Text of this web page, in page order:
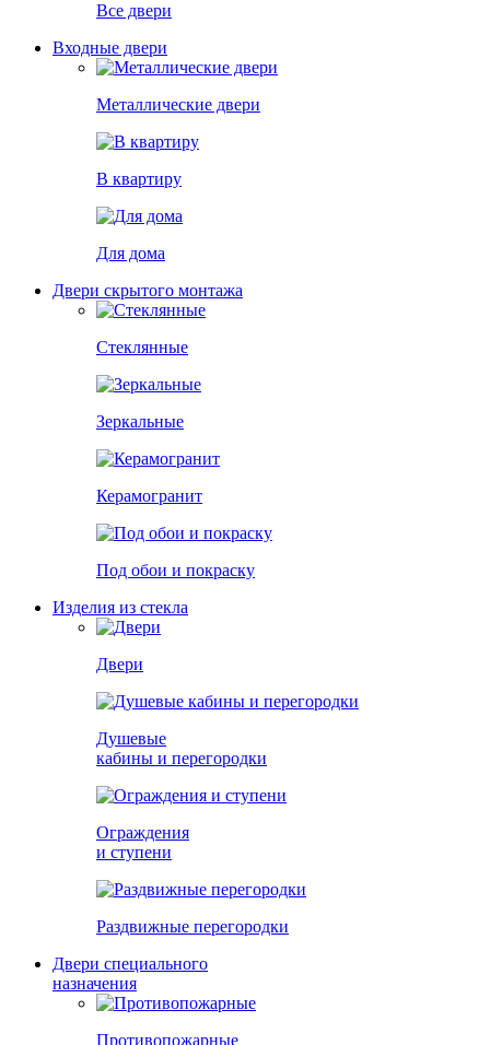
Все двери
Входные двери
Металлические двери
В квартиру
Для дома
Двери скрытого монтажа
Стеклянные
Зеркальные
Керамогранит
Под обои и покраску
Изделия из стекла
Двери
Душевые
кабины и перегородки
Ограждения
и ступени
Раздвижные перегородки
Двери специального
назначения
Противопожарные